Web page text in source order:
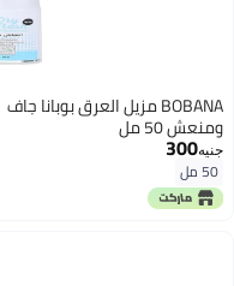
BOBANA مزيل العرق بوبانا جاف
ومنعش 50 مل
جنيه300
50 مل